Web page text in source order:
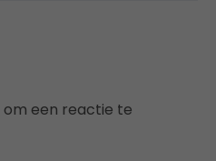
om een reactie te